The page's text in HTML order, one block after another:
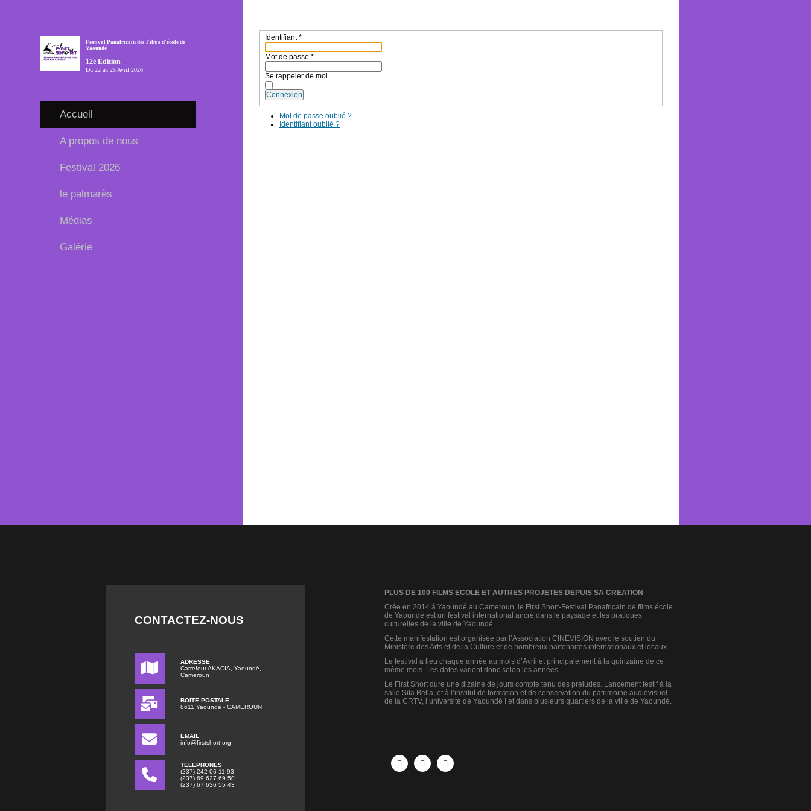
Festival Panafricain des Films d'école de
Yaoundé
12è Édition
Du 22 au 25 Avril 2026
Accueil
A propos de nous
Festival 2026
le palmarès
Médias
Galérie
Identifiant*
Mot de passe *
Se rappeler de moi
Connexion
Mot de passe oublié ?
Identifiant oublié ?
CONTACTEZ-NOUS
ADRESSE
Carrefour AKACIA, Yaoundé,
Cameroun
BOITE POSTALE
8611 Yaoundé - CAMEROUN
EMAIL
info@firstshort.org
TELEPHONES
(237) 242 06 11 93
(237) 69 627 69 50
(237) 67 636 55 43
PLUS DE 100 FILMS ECOLE ET AUTRES PROJETES DEPUIS SA CREATION
Crée en 2014 à Yaoundé au Cameroun, le First Short-Festival Panafricain de films école
de Yaoundé est un festival international ancré dans le paysage et les pratiques
culturelles de la ville de Yaoundé.
Cette manifestation est organisée par l’Association CINEVISION avec le soutien du
Ministère des Arts et de la Culture et de nombreux partenaires internationaux et locaux.
Le festival a lieu chaque année au mois d’Avril et principalement à la quinzaine de ce
même mois. Les dates varient donc selon les années.
Le First Short dure une dizaine de jours compte tenu des préludes. Lancement festif à la
salle Sita Bella, et à l’institut de formation et de conservation du patrimoine audiovisuel
de la CRTV, l’université de Yaoundé I et dans plusieurs quartiers de la ville de Yaoundé.